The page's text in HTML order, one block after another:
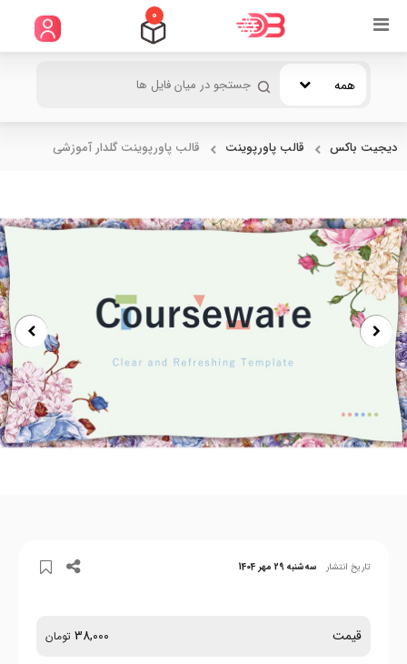
0
همه
دیجیت باکس قالب پاورپوینت قالب پاورپوینت گلدار آموزشی
تاریخ انتشار سه‌شنبه 29 مهر 1404
قیمت 38,000 تومان